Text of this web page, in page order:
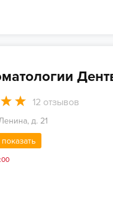
12 отзывов
д. 21